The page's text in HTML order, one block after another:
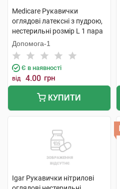
Medicare Рукавички
оглядові латексні з пудрою,
нестерильні розмір L 1 пара
Допомога-1
Є в наявності
від 4.00 грн
КУПИТИ
Igar Рукавички нітрилові